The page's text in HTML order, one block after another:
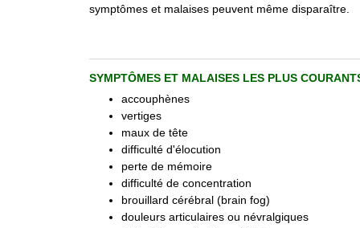
symptômes et malaises peuvent même disparaître.
SYMPTÔMES ET MALAISES LES PLUS
accouphènes
vertiges
maux de tête
difficulté d'élocution
perte de mémoire
difficulté de concentration
brouillard cérébral (brain fog)
douleurs articulaires ou névralgiques